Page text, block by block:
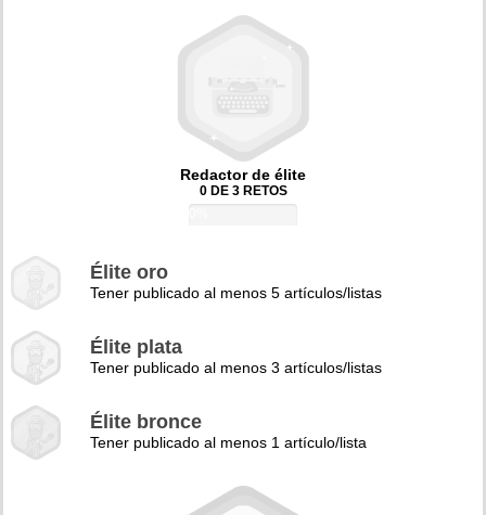
Redactor de élite
0 DE 3 RETOS
Élite oro
Tener publicado al menos 5 artículos/listas
Élite plata
Tener publicado al menos 3 artículos/listas
Élite bronce
Tener publicado al menos 1 artículo/lista